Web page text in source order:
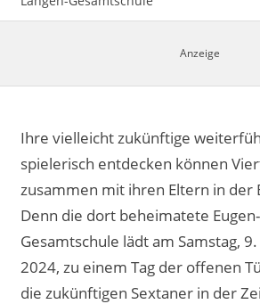
Ihre vielleicht zukünftige
spielerisch entdecken können
zusammen mit ihren Eltern in der
Denn die dort beheimatete
Gesamtschule lädt am Samstag,
2024, zu einem Tag der offenen
die zukünftigen Sextaner in der